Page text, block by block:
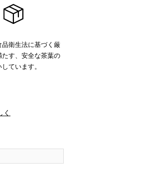
品衛生法に基づく厳
す、安全な茶葉の
ています。